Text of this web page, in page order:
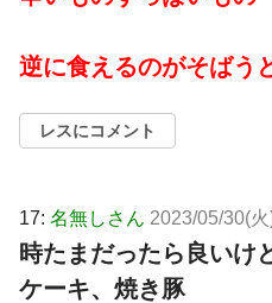
逆に食えるのがそばう
レスにコメント
17: 名無しさん 2023/05/30(
時たまだったら良いけ
ケーキ、焼き豚